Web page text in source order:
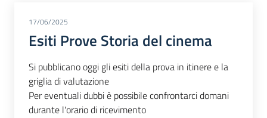
17/06/2025
Esiti Prove Storia del cinema
Si pubblicano oggi gli esiti della prova in itinere e la
griglia di valutazione
Per eventuali dubbi è possibile confrontarci domani
durante l'orario di ricevimento